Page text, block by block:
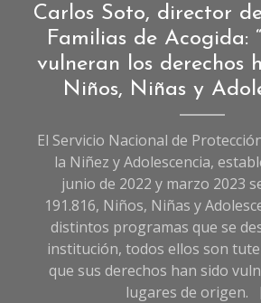
de
Sociedad
Carlos Soto, director
Familias de Acogida:
vulneran los derechos
Niños, Niñas y
El Servicio Nacional de
la Niñez y Adolescencia,
junio de 2022 y marzo 2023
191.816, Niños, Niñas y
distintos programas que se
institución, todos ellos son
que sus derechos han sido
lugares de origen.